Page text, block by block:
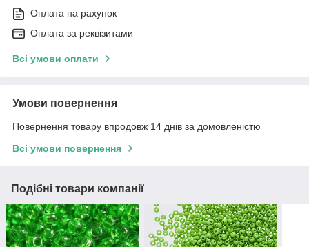
Оплата на рахунок
Оплата за реквізитами
Всі умови оплати
Умови повернення
Повернення товару впродовж 14 днів за домовленістю
Всі умови повернення
Подібні товари компанії